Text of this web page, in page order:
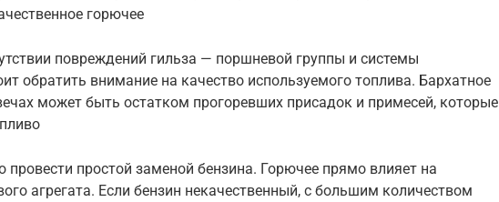
горючее
повреждений гильза — поршневой группы и системы
обратить внимание на качество используемого топлива. Бархатное
может быть остатком прогоревших присадок и примесей, которые
провести простой заменой бензина. Горючее прямо влияет на
агрегата. Если бензин некачественный, с большим количеством